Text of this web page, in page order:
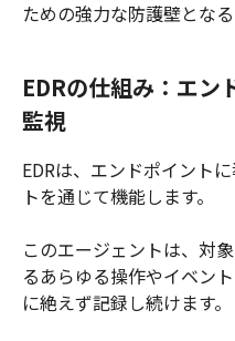
ための強力な防護壁となる
EDRの仕組み：エン
監視
EDRは、エンドポイント
トを通じて機能します。
このエージェントは、対
るあらゆる操作やイベン
に絶えず記録し続けます。